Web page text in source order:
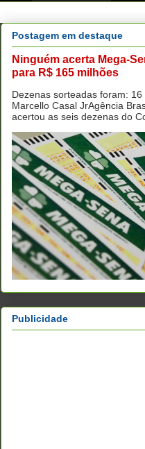
Postagem em destaque
Ninguém acerta Mega-
para R$ 165 milhões
Dezenas sorteadas foram:
Marcello Casal JrAgência
acertou as seis dezenas do
Publicidade